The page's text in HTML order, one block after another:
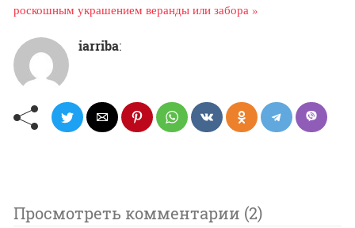
роскошным украшением веранды или забора »
iarriba:
Проcмотреть комментарии (2)